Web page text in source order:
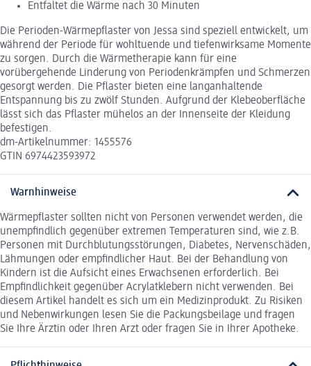
Entfaltet die Wärme nach 30 Minuten
Die Perioden-Wärmepflaster von Jessa sind speziell entwickelt, um
während der Periode für wohltuende und tiefenwirksame Momente
zu sorgen. Durch die Wärmetherapie kann für eine
vorübergehende Linderung von Periodenkrämpfen und Schmerzen
gesorgt werden. Die Pflaster bieten eine langanhaltende
Entspannung bis zu zwölf Stunden. Aufgrund der Klebeoberfläche
lässt sich das Pflaster mühelos an der Innenseite der Kleidung
befestigen.
dm-Artikelnummer: 1455576
GTIN 6974423593972
Warnhinweise
Wärmepflaster sollten nicht von Personen verwendet werden, die
unempfindlich gegenüber extremen Temperaturen sind, wie z.B.
Personen mit Durchblutungsstörungen, Diabetes, Nervenschäden,
Lähmungen oder empfindlicher Haut. Bei der Behandlung von
Kindern ist die Aufsicht eines Erwachsenen erforderlich. Bei
Empfindlichkeit gegenüber Acrylatklebern nicht verwenden. Bei
diesem Artikel handelt es sich um ein Medizinprodukt. Zu Risiken
und Nebenwirkungen lesen Sie die Packungsbeilage und fragen
Sie Ihre Ärztin oder Ihren Arzt oder fragen Sie in Ihrer Apotheke.